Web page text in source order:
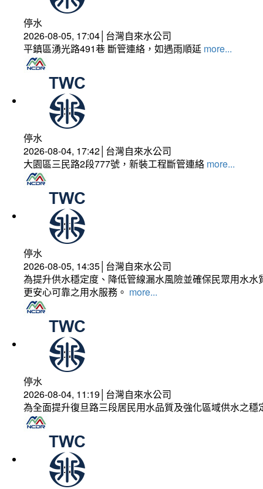
停水
2026-08-05, 17:04│台灣自來水公司
平鎮區湧光路491巷 斷管連絡，如遇雨順延 more...
停水
2026-08-04, 17:42│台灣自來水公司
大園區三民路2段777號，新裝工程斷管連絡 more...
停水
2026-08-05, 14:35│台灣自來水公司
為提升供水穩定度、降低管線漏水風險並確保民眾用水
更安心可靠之用水服務。 more...
停水
2026-08-04, 11:19│台灣自來水公司
為全面提升復旦路三段居民用水品質及強化區域供水之